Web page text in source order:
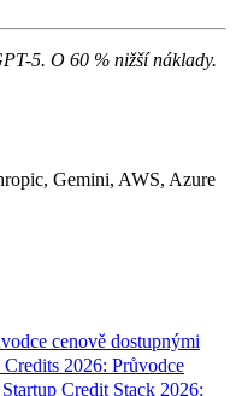
5. O 60 % nižší náklady.
Gemini, AWS, Azure
cenově dostupnými
2026: Průvodce
Credit Stack 2026: